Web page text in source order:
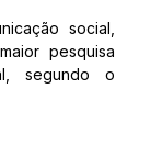
social,
pesquisa
segundo o